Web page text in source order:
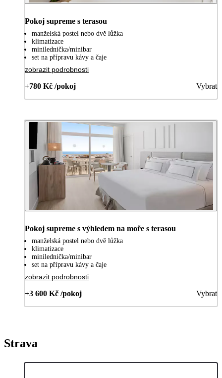
Pokoj supreme s terasou
manželská postel nebo dvě lůžka
klimatizace
minilednička/minibar
set na přípravu kávy a čaje
zobrazit podrobnosti
+780 Kč /pokoj Vybrat
Pokoj supreme s výhledem na moře s terasou
manželská postel nebo dvě lůžka
klimatizace
minilednička/minibar
set na přípravu kávy a čaje
zobrazit podrobnosti
+3 600 Kč /pokoj Vybrat
Strava